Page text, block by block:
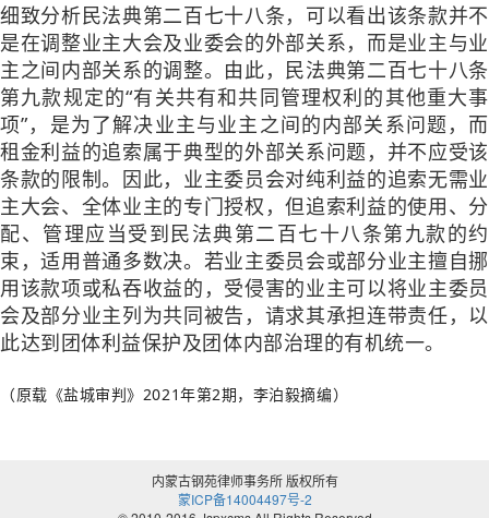
细致分析民法典第二百七十八条，可以看出该条款并不
是在调整业主大会及业委会的外部关系，而是业主与业
主之间内部关系的调整。由此，民法典第二百七十八条
第九款规定的“有关共有和共同管理权利的其他重大事
项”，是为了解决业主与业主之间的内部关系问题，而
租金利益的追索属于典型的外部关系问题，并不应受该
条款的限制。因此，业主委员会对纯利益的追索无需业
主大会、全体业主的专门授权，但追索利益的使用、分
配、管理应当受到民法典第二百七十八条第九款的约
束，适用普通多数决。若业主委员会或部分业主擅自挪
用该款项或私吞收益的，受侵害的业主可以将业主委员
会及部分业主列为共同被告，请求其承担连带责任，以
此达到团体利益保护及团体内部治理的有机统一。
（原载《盐城审判》2021年第2期，李泊毅摘编）
内蒙古钢苑律师事务所 版权所有
蒙ICP备14004497号-2